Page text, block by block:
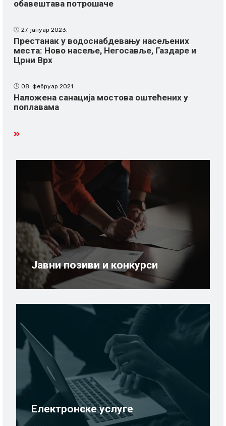
обавештава потрошаче
27. јануар 2023.
Престанак у водоснабдевању насељених
места: Ново насеље, Негосавље, Газдаре и
Црни Врх
08. фебруар 2021.
Наложена санација мостова оштећених у
поплавама
Јавни позиви и конкурси
Електронске услуге